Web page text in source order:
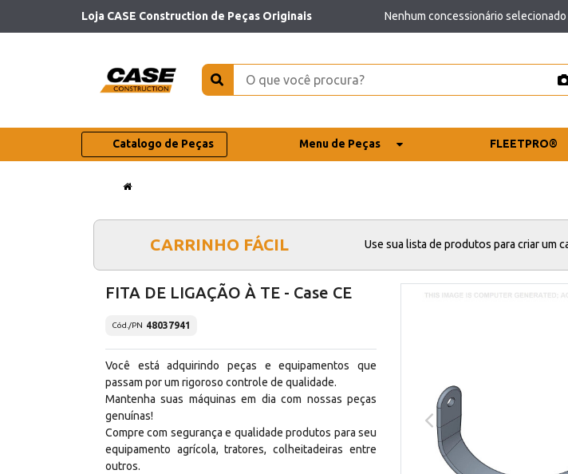
Loja CASE Construction de Peças Originais Nenhum concessionário selecionado
Catalogo de Peças Menu de Peças FLEETPRO®
CARRINHO FÁCIL Use sua lista de produtos para criar um
FITA DE LIGAÇÃO À TE - Case CE
Cód./PN 48037941
Você está adquirindo peças e equipamentos que
passam por um rigoroso controle de qualidade.
Mantenha suas máquinas em dia com nossas peças
genuínas!
Compre com segurança e qualidade produtos para seu
equipamento agrícola, tratores, colheitadeiras entre
outros.